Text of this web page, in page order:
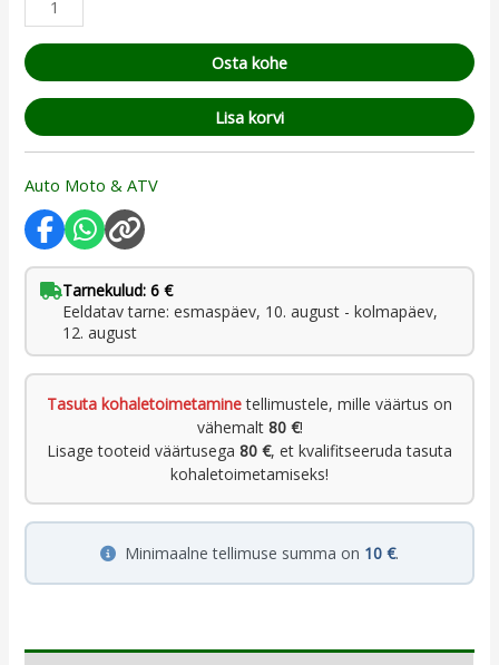
hinnangu
Osta kohe
Lisa korvi
Auto Moto & ATV
Tarnekulud: 6 €
Eeldatav tarne: esmaspäev, 10. august - kolmapäev,
12. august
Tasuta kohaletoimetaminetellimustele, mille väärtus on
vähemalt 80 €!
Lisage tooteid väärtusega 80 €, et kvalifitseeruda tasuta
kohaletoimetamiseks!
Minimaalne tellimuse summa on 10 €.